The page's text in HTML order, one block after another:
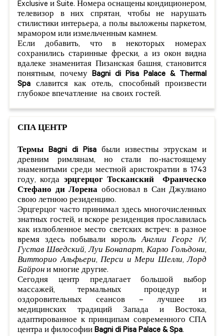
Exclusive и Suite. Номера оснащены кондиционером,
телевизор в них спрятан, чтобы не нарушать
стилистики интерьера, а полы выложены паркетом,
мрамором или измельченным камнем.
Если добавить, что в некоторых номерах
сохранились старинные фрески, а из окон видна
вдалеке знаменитая Пизанская башня, становится
понятным, почему Bagni di Pisa Palace & Thermal
Spaславится как отель, способный произвести
глубокое впечатление на своих гостей.
СПА ЦЕНТР
Термы Bagni di Pisa были известны этрускам и
древним римлянам, но стали по-настоящему
знаменитыми среди местной аристократии в 1743
году, когда эрцгерцог Тосканский Франческо
Стефано ди Лорена обосновал в Сан Джулиано
свою летнюю резиденцию.
Эрцгерцог часто принимал здесь многочисленных
знатных гостей, и вскоре резиденция прославилась
как излюбленное место светских встреч: в разное
время здесь побывали корольАнглии Георг IV,
Густав Шведский,Луи Бонапарт,Карло Гольдони,
Витторио Альфьери, Перси и Мери Шелли,Лорд
Байрон и многие другие.
Сегодня центр предлагает большой выбор
массажей, термальных процедур и
оздоровительных сеансов – лучшее из
медицинских традиций Запада и Востока,
адаптированное к принципам современного СПА
центра и философии Bagni di Pisa Palace & Spa.